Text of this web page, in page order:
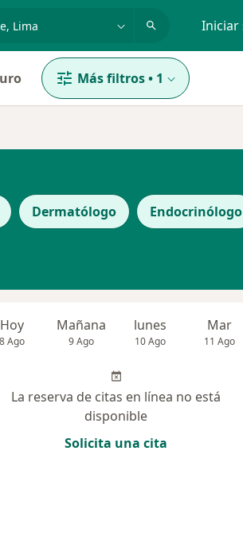
Iniciar
Más filtros• 1
Dermatólogo Endocrinólogo
Hoy
8 Ago
Mañana
9 Ago
lunes
10 Ago
Mar
11 Ago
La reserva de citas en línea no está
disponible
Solicita una cita